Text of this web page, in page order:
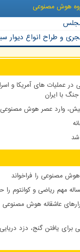
هوش مصنوعی
مجلس
و طراح انواع دیوار
عملیات های آمریکا و
با ایران
مصنوعی را فراخواند
عاشقانه هوش مصنوعی
یافتن گنج، دزد دریایی